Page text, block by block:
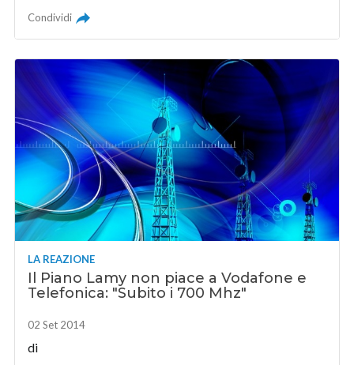
Condividi
LA REAZIONE
Il Piano Lamy non piace a Vodafone e
Telefonica: "Subito i 700 Mhz"
02 Set 2014
di